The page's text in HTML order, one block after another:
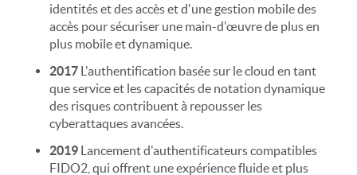
identités et des accès et d'une gestion mobile des
accès pour sécuriser une main-d'œuvre de plus en
plus mobile et dynamique.
2017 L'authentification basée sur le cloud en tant
que service et les capacités de notation dynamique
des risques contribuent à repousser les
cyberattaques avancées.
2019 Lancement d'authentificateurs compatibles
FIDO2, qui offrent une expérience fluide et plus